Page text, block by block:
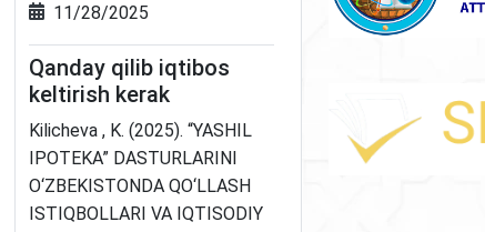
11/28/2025
Qanday qilib iqtibos
keltirish kerak
Kilicheva , K. (2025). “YASHIL
IPOTEKA” DASTURLARINI
O‘ZBEKISTONDA QO‘LLASH
ISTIQBOLLARI VA IQTISODIY